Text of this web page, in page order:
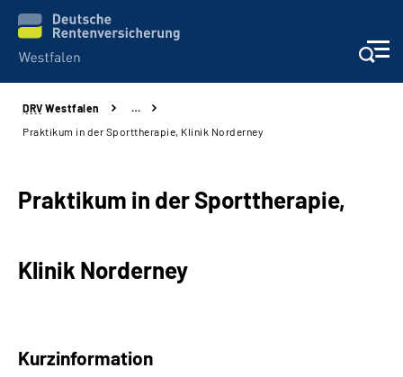
Kontakt und Beratung
Presse
Über uns
DRV Westfalen
…
Praktikum in der Sporttherapie, Klinik Norderney
Praktikum in der Sporttherapie,
Klinik Norderney
Kurzinformation